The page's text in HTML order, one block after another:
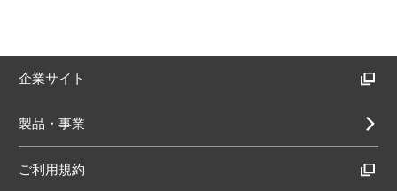
企業サイト
製品・事業
ご利用規約